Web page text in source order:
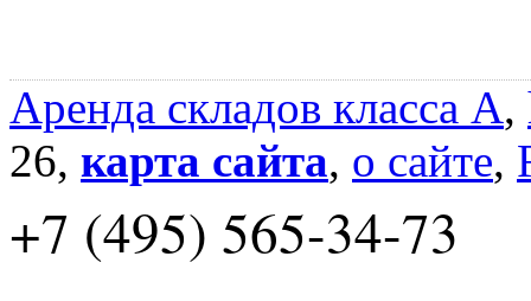
Аренда складов класса A,
26, карта сайта, о сайте,
+7 (495) 565-34-73